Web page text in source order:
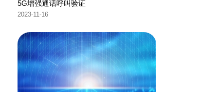
5G增强通话呼叫验证
2023-11-16